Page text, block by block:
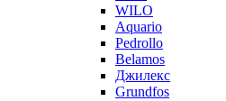
WILO
Aquario
Pedrollo
Belamos
Джилекс
Grundfos